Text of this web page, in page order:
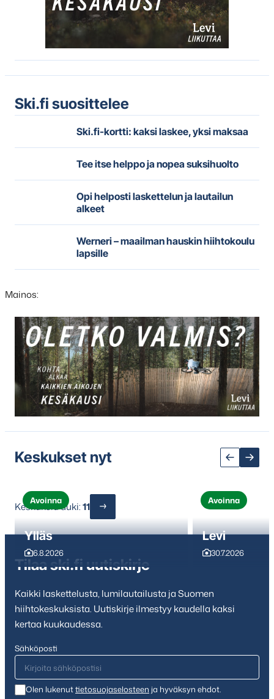
Ski.fi suosittelee
Ski.fi-kortti: kaksi laskee, yksi maksaa
Tee itse helppo ja nopea suksihuolto
Opi helposti laskettelun ja lautailun
alkeet
Werneri – maailman hauskin hiihtokoulu
lapsille
Mainos:
Hyppää
karusellisisällön
yli
seuraavaan
sisältöön
Keskukset nyt
Ylläs
6.8.2026
Avoinna
Levi
30.7.2026
Avoinna
Keskuksia auki:11
Tilaa ski.fi uutiskirje
Kaikki laskettelusta, lumilautailusta ja Suomen
hiihtokeskuksista. Uutiskirje ilmestyy kaudella kaksi
kertaa kuukaudessa.
Sähköposti
Olen lukenuttietosuojaselosteen ja hyväksyn ehdot.